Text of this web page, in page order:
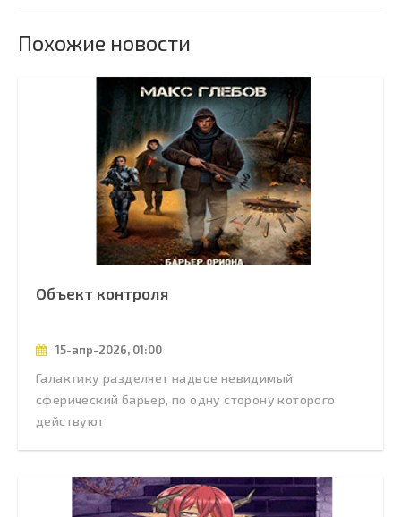
Похожие новости
Объект контроля
15-апр-2026, 01:00
Галактику разделяет надвое невидимый
сферический барьер, по одну сторону которого
действуют